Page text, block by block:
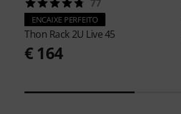
77
ENCAIXE PERFEITO
Thon Rack 2U Live 45
€ 164